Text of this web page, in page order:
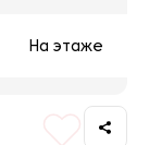
На этаже